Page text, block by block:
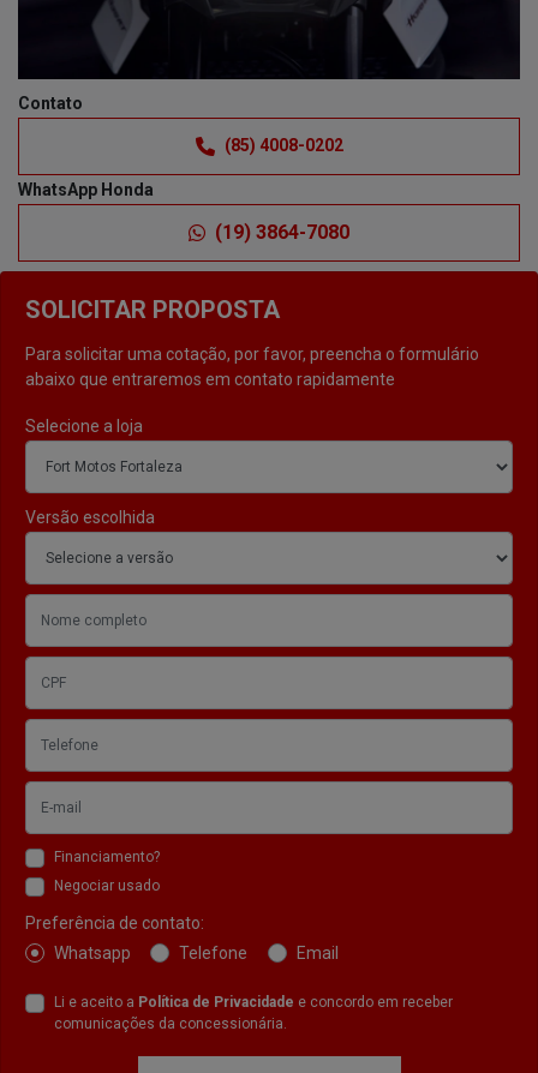
SOLICITAR PROPOSTA
Para solicitar uma cotação, por favor, preencha o formulário
abaixo que entraremos em contato rapidamente
Selecione a loja
Versão escolhida
Financiamento?
Negociar usado
Preferência de contato:
Whatsapp
Telefone Email
Li e aceito a Política de Privacidade e concordo em receber
comunicações da concessionária.
Contato
(85) 4008-0202
WhatsApp Honda
(19) 3864-7080